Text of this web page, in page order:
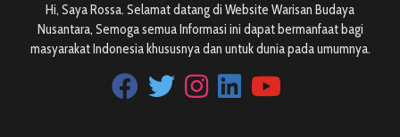
Hi, Saya Rossa. Selamat datang di Website Warisan Budaya
Nusantara, Semoga semua Informasi ini dapat bermanfaat bagi
masyarakat Indonesia khususnya dan untuk dunia pada umumnya.